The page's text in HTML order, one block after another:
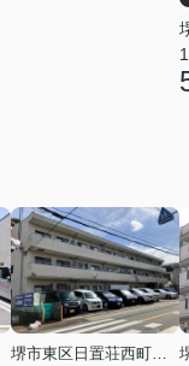
堺市東区日置荘西町７丁